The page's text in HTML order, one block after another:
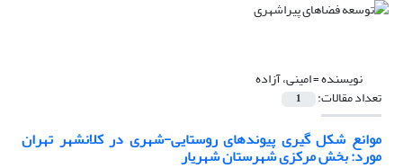
نویسنده =امینی، آزاده
تعداد مقالات: 1
موانع شکل گیری پیوندهای روستایی-شهری در کلانشهر تهران
مورد: بخش مرکزی شهرستان شهریار